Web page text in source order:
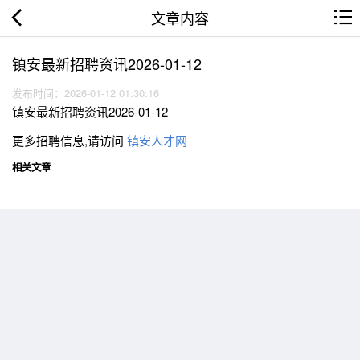
文章内容
镇安最新招聘资讯2026-01-12
发布时间：2026-01-12 01:30:16
镇安最新招聘资讯2026-01-12
更多招聘信息,请访问 镇安人才网
相关文章